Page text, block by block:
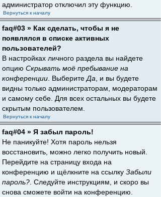
администратор отключил эту функцию.
Вернуться к началу
faq#03 » Как сделать, чтобы я не
появлялся в списке активных
пользователей?
В настройках личного раздела вы найдете
опцию Скрывать моё пребывание на
конференции . Выберите Да , и вы будете
видны только администраторам, модераторам
и самому себе. Для всех остальных вы будете
скрытым пользователем.
Вернуться к началу
faq#04 » Я забыл пароль!
Не паникуйте! Хотя пароль нельзя
восстановить, можно легко получить новый.
Перейдите на страницу входа на
конференцию и щёлкните на ссылку Забыли
пароль? . Следуйте инструкциям, и скоро вы
снова сможете войти на конференцию.